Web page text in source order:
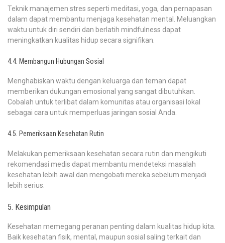
Teknik manajemen stres seperti meditasi, yoga, dan pernapasan
dalam dapat membantu menjaga kesehatan mental. Meluangkan
waktu untuk diri sendiri dan berlatih mindfulness dapat
meningkatkan kualitas hidup secara signifikan.
4.4. Membangun Hubungan Sosial
Menghabiskan waktu dengan keluarga dan teman dapat
memberikan dukungan emosional yang sangat dibutuhkan.
Cobalah untuk terlibat dalam komunitas atau organisasi lokal
sebagai cara untuk memperluas jaringan sosial Anda.
4.5. Pemeriksaan Kesehatan Rutin
Melakukan pemeriksaan kesehatan secara rutin dan mengikuti
rekomendasi medis dapat membantu mendeteksi masalah
kesehatan lebih awal dan mengobati mereka sebelum menjadi
lebih serius.
5. Kesimpulan
Kesehatan memegang peranan penting dalam kualitas hidup kita.
Baik kesehatan fisik, mental, maupun sosial saling terkait dan